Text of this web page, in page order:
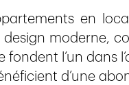
en
moderne,
fondent l’un dans
d’une